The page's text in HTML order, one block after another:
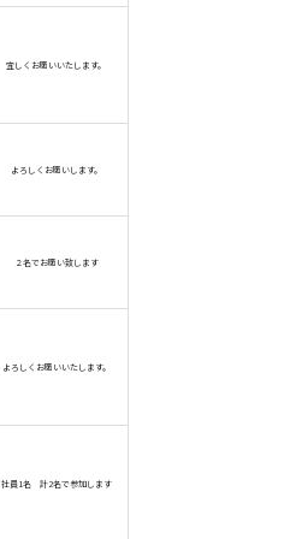
宜しくお願いいたします。
よろしくお願いします。
２名でお願い致します
よろしくお願いいたします。
社員1名 計2名で参加します